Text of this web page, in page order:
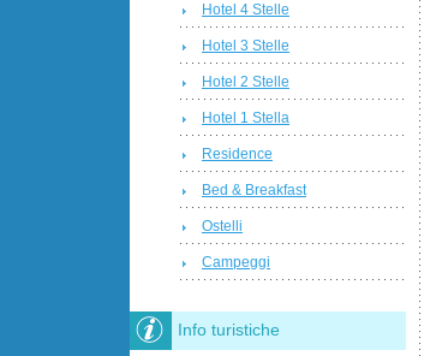
Hotel 4 Stelle
Hotel 3 Stelle
Hotel 2 Stelle
Hotel 1 Stella
Residence
Bed & Breakfast
Ostelli
Campeggi
Info turistiche